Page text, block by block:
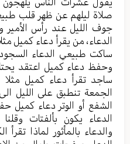
صلاة ليلهم عن ظهر قلب
جوف الليل عند رأس الأمير
الدعاء، من يقرأ دعاء كميل
ساكت طبيعي الدعاء
وحفظ دعاء كميل اعتقد
ساجد تقرأ دعاء كميل
الجمعة تنطبق على الليل
الشفع أو الوتر دعاء كميل
الدعاء يكون بألفتات
والدعاء بالمأثور لماذا